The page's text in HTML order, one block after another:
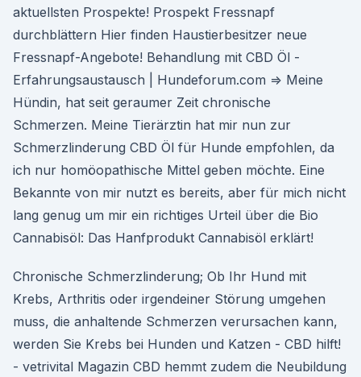
aktuellsten Prospekte! Prospekt Fressnapf
durchblättern Hier finden Haustierbesitzer neue
Fressnapf-Angebote! Behandlung mit CBD Öl -
Erfahrungsaustausch | Hundeforum.com ⇒ Meine
Hündin, hat seit geraumer Zeit chronische
Schmerzen. Meine Tierärztin hat mir nun zur
Schmerzlinderung CBD Öl für Hunde empfohlen, da
ich nur homöopathische Mittel geben möchte. Eine
Bekannte von mir nutzt es bereits, aber für mich nicht
lang genug um mir ein richtiges Urteil über die Bio
Cannabisöl: Das Hanfprodukt Cannabisöl erklärt!
Chronische Schmerzlinderung; Ob Ihr Hund mit
Krebs, Arthritis oder irgendeiner Störung umgehen
muss, die anhaltende Schmerzen verursachen kann,
werden Sie Krebs bei Hunden und Katzen - CBD hilft!
- vetrivital Magazin CBD hemmt zudem die Neubildung